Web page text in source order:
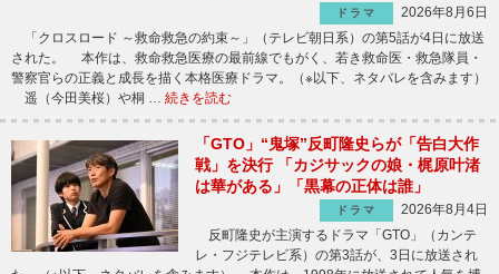
ドラマ
2026年8月6日
「クロスロード ～救命救急の約束～」（テレビ朝日系）の第5話が4日に放送
された。 本作は、救命救急医療の最前線でもがく、若き救命医・救急隊員・
警察官らの正義と成長を描く本格医療ドラマ。（※以下、ネタバレを含みます）
遥（今田美桜）や桐 … 続きを読む
「GTO」“鬼塚”反町隆史らが「告白大作
戦」を決行 「カジサックの娘・梶原叶渚
は華がある」「黒幕の正体は誰」
ドラマ
2026年8月4日
反町隆史が主演するドラマ「GTO」（カンテ
レ・フジテレビ系）の第3話が、3日に放送され